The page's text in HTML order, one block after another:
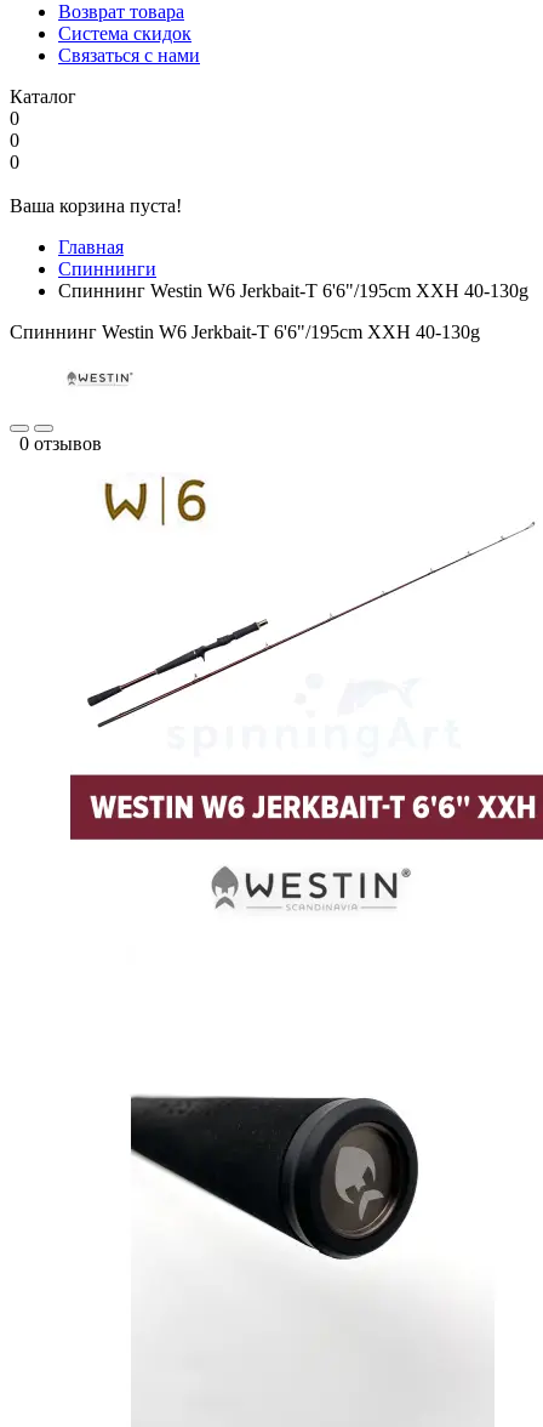
Возврат товара
Система скидок
Связаться с нами
Каталог
0
0
0
Ваша корзина пуста!
Главная
Спиннинги
Спиннинг Westin W6 Jerkbait-T 6'6"/195cm XXH 40-130g
Спиннинг Westin W6 Jerkbait-T 6'6"/195cm XXH 40-130g
0 отзывов